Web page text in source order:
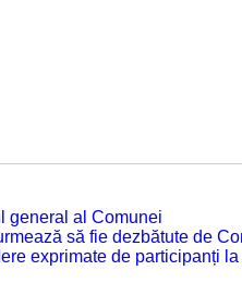
general al Comunei
să fie dezbătute de
exprimate de participanți